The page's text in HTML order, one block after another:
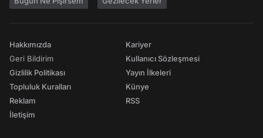
Hakkımızda
Geri Bildirim
Gizlilik Politikası
Topluluk Kuralları
Reklam
İletişim
Kariyer
Kullanıcı Sözleşmesi
Yayın İlkeleri
Künye
RSS